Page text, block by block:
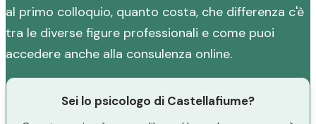
al primo colloquio, quanto costa, che differenza c'è
tra le diverse figure professionali e come puoi
accedere anche alla consulenza online.
Sei lo psicologo di Castellafiume?